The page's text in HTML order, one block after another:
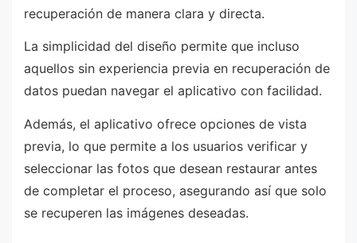
recuperación de manera clara y directa.
La simplicidad del diseño permite que incluso
aquellos sin experiencia previa en recuperación de
datos puedan navegar el aplicativo con facilidad.
Además, el aplicativo ofrece opciones de vista
previa, lo que permite a los usuarios verificar y
seleccionar las fotos que desean restaurar antes
de completar el proceso, asegurando así que solo
se recuperen las imágenes deseadas.